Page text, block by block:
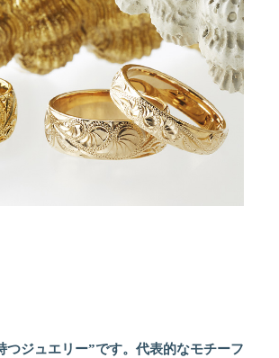
ジュエリー”です。代表的なモチーフ